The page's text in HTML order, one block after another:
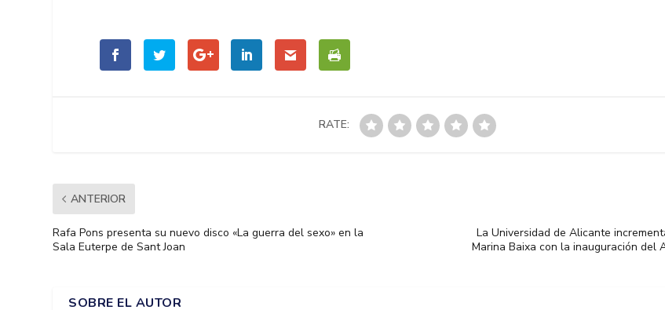
RATE:
ANTERIOR
Rafa Pons presenta su nuevo disco «La guerra del sexo» en la
Sala Euterpe de Sant Joan
La Universidad de Alicante
Marina Baixa con la inauguración del
SOBRE EL AUTOR